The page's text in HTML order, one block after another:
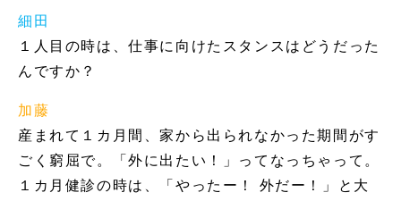
細田
１人目の時は、仕事に向けたスタンスはどうだった
んですか？
加藤
産まれて１カ月間、家から出られなかった期間がす
ごく窮屈で。「外に出たい！」ってなっちゃって。
１カ月健診の時は、「やったー！ 外だー！」と大